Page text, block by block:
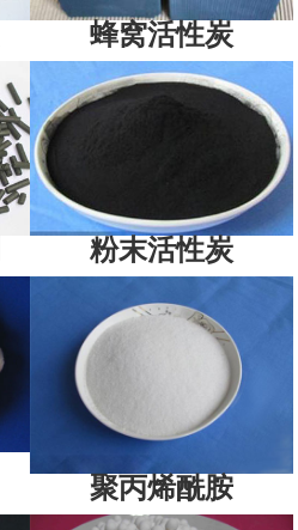
蜂窝活性炭
粉末活性炭
聚丙烯酰胺